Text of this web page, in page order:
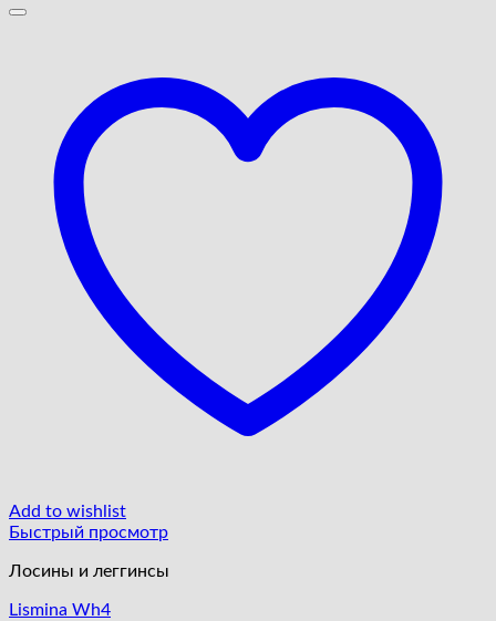
Add to wishlist
Быстрый просмотр
Лосины и леггинсы
Lismina Wh4